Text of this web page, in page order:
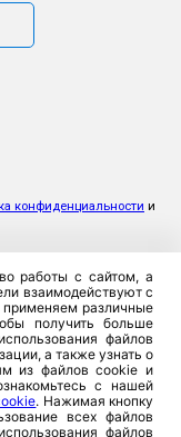
конфиденциальности и
работы с сайтом, а
взаимодействуют с
различные
получить больше
файлов
а также узнать о
из файлов cookie и
с нашей
. Нажимая кнопку
всех файлов
файлов